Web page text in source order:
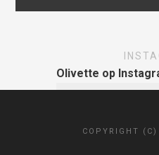
Olivette op
COPYRIGHT